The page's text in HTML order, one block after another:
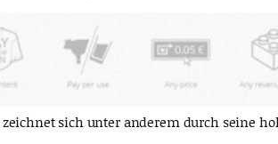
zeichnet sich unter anderem durch seine